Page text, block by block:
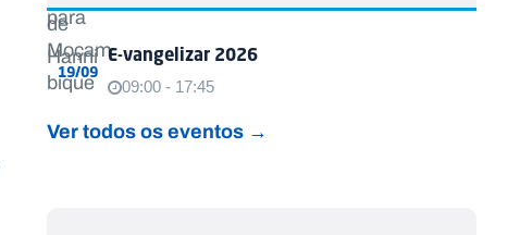
19/09
E-vangelizar 2026
09:00 - 17:45
Ver todos os eventos →